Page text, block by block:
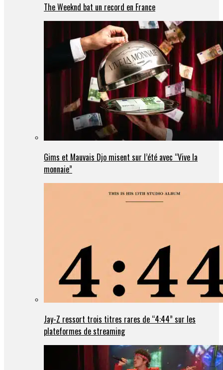
The Weeknd bat un record en France
Gims et Mauvais Djo misent sur l’été avec “Vive la
monnaie”
Jay-Z ressort trois titres rares de “4:44” sur les
plateformes de streaming